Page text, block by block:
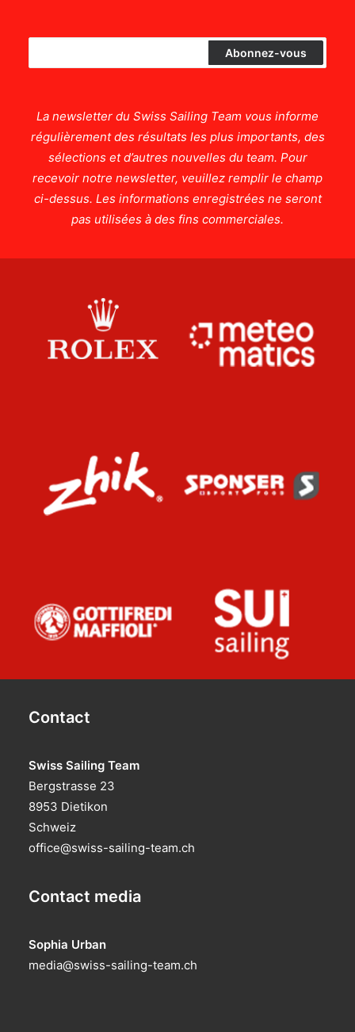
La newsletter du Swiss Sailing Team vous informe
régulièrement des résultats les plus importants, des
sélections et d’autres nouvelles du team. Pour
recevoir notre newsletter, veuillez remplir le champ
ci-dessus. Les informations enregistrées ne seront
pas utilisées à des fins commerciales.
Contact
Swiss Sailing Team
Bergstrasse 23
8953 Dietikon
Schweiz
office@swiss-sailing-team.ch
Contact media
Sophia Urban
media@swiss-sailing-team.ch